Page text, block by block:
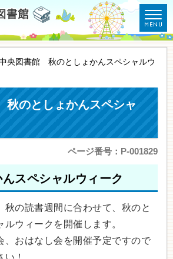
央図書館 秋のとしょかんスペシャルウ
のとしょかんスペシャ
ページ番号：P-001829
スペシャルウィーク
秋の読書週間に合わせて、秋のと
ルウィークを開催します。
、おはなし会を開催予定ですので
！